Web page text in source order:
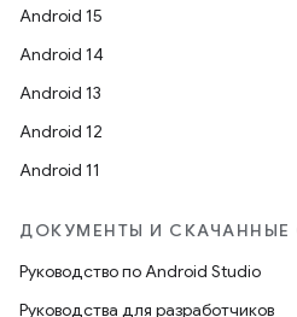
Android 15
Android 14
Android 13
Android 12
Android 11
ДОКУМЕНТЫ И СКАЧАННЫЕ
Руководство по Android Studio
Руководства для разработчиков